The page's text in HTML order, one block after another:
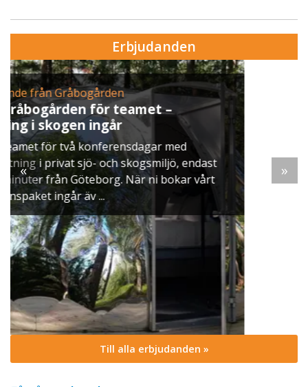
Erbjudanden
vårt
Erbjudande från Skytteholm Ekerö
Julbord på Ekerö
När vintern lägger sig över Mälaren dukar vi
ett klassiskt svenskt julbord i Skyttegården.
möts ni av doften av gran, ljus som brinner
och smaker ...
« »
Till alla erbjudanden »